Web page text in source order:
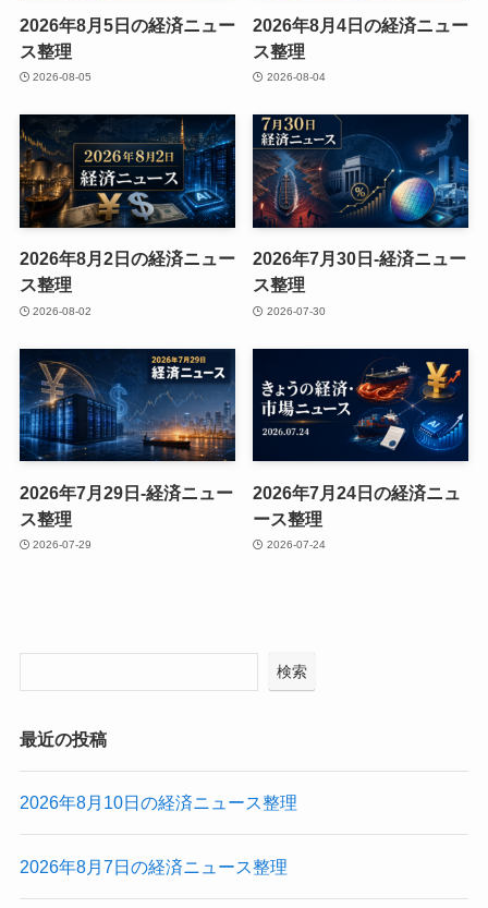
2026年8月5日の経済ニュー
ス整理
2026-08-05
2026年8月4日の経済ニュー
ス整理
2026-08-04
2026年8月2日の経済ニュー
ス整理
2026-08-02
2026年7月30日-経済ニュー
ス整理
2026-07-30
2026年7月29日-経済ニュー
ス整理
2026-07-29
2026年7月24日の経済ニュ
ース整理
2026-07-24
検索
最近の投稿
2026年8月10日の経済ニュース整理
2026年8月7日の経済ニュース整理